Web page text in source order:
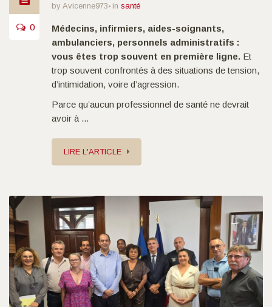
0
by Avicenne973 in santé
Médecins, infirmiers, aides-soignants,
ambulanciers, personnels administratifs :
vous êtes trop souvent en première ligne. Et
trop souvent confrontés à des situations de tension,
d’intimidation, voire d’agression.
Parce qu’aucun professionnel de santé ne devrait
avoir à ...
LIRE L'ARTICLE